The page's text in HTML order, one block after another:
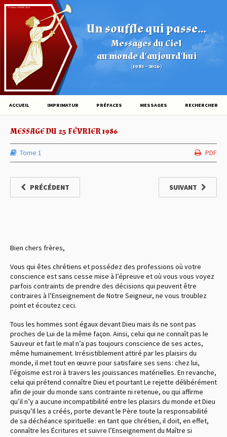
Un souffle qui passe...
Messages du Ciel
au monde d'aujourd'hui
(1981 – 2026)
© Éditions HOVINE (2026)
ACCUEIL IMPRIMATUR PRÉFACES MESSAGES RECHERCHER
MESSAGE DU 25 FÉVRIER 1986
Tome 1 PDF
PRÉCÉDENT SUIVANT
Bien chers frères,
Vous qui êtes chrétiens et possédez des professions où votre
conscience est sans cesse mise à l’épreuve et où vous vous voyez
parfois contraints de prendre des décisions qui peuvent être
contraires à l’Enseignement de Notre Seigneur, ne vous troublez
point et écoutez ceci.
Tous les hommes sont égaux devant Dieu mais ils ne sont pas
proches de Lui de la même façon. Ainsi, celui qui ne connaît pas le
Sauveur et fait le mal n’a pas toujours conscience de ses actes,
même humainement. Irrésistiblement attiré par les plaisirs du
monde, il met tout en œuvre pour satisfaire ses sens : chez lui,
l’égoïsme est roi à travers les jouissances matérielles. En revanche,
celui qui prétend connaître Dieu et pourtant Le rejette délibérément
afin de jouir du monde sans contrainte ni retenue, ou qui affirme
qu’il n’y a aucune incompatibilité entre les plaisirs du monde et Dieu
puisqu’Il les a créés, porte devant le Père toute la responsabilité
de sa déchéance spirituelle : en tant que chrétien, il doit, en effet,
connaître les Écritures et suivre l’Enseignement du Maître si